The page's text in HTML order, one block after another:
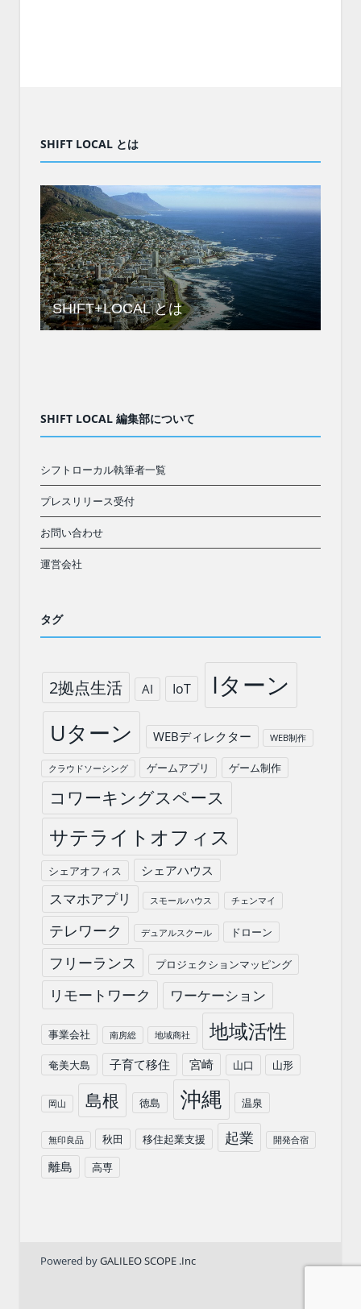
SHIFT LOCAL とは
SHIFT+LOCAL とは
SHIFT LOCAL 編集部について
シフトローカル執筆者一覧
プレスリリース受付
お問い合わせ
運営会社
タグ
2拠点生活 AI IoT Iターン
Uターン WEBディレクター WEB制作
クラウドソーシング ゲームアプリ ゲーム制作
コワーキングスペース
サテライトオフィス
シェアオフィス シェアハウス
スマホアプリ スモールハウス チェンマイ
テレワーク デュアルスクール ドローン
フリーランス プロジェクションマッピング
リモートワーク ワーケーション
事業会社 南房総 地域商社 地域活性
奄美大島 子育て移住 宮崎 山口 山形
岡山 島根 徳島 沖縄 温泉
無印良品 秋田 移住起業支援 起業 開発合宿
離島 高専
Powered byGALILEO SCOPE .Inc